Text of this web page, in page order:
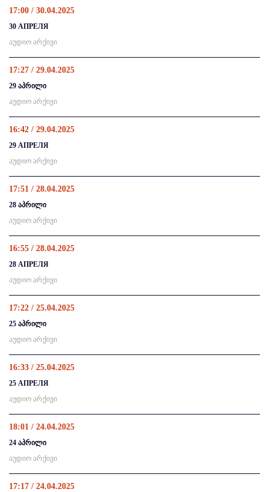
17:00 / 30.04.2025
30 АПРЕЛЯ
აუდიო არქივი
17:27 / 29.04.2025
29 აპრილი
აუდიო არქივი
16:42 / 29.04.2025
29 АПРЕЛЯ
აუდიო არქივი
17:51 / 28.04.2025
28 აპრილი
აუდიო არქივი
16:55 / 28.04.2025
28 АПРЕЛЯ
აუდიო არქივი
17:22 / 25.04.2025
25 აპრილი
აუდიო არქივი
16:33 / 25.04.2025
25 АПРЕЛЯ
აუდიო არქივი
18:01 / 24.04.2025
24 აპრილი
აუდიო არქივი
17:17 / 24.04.2025